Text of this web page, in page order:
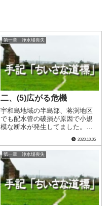
第一章 浄水場喪失
二、(5)広がる危機
宇和島地域の半島部、蒋渕地区
でも配水管の破損が原因で小規
模な断水が発生してました。そ
頃には三間地域で３カ所応急給
水所を開設することができたの
はひとつの前進でした。ただ、
15時開始の災害対策本部会議に
私が直接出.....
2020.10.05
第一章 浄水場喪失